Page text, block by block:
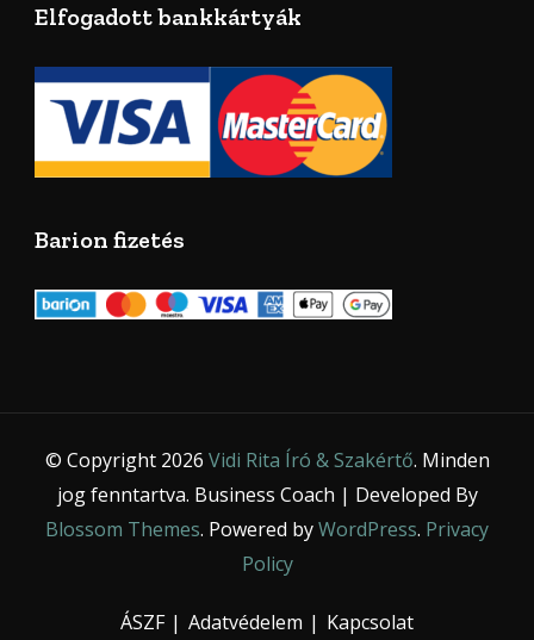
Elfogadott bankkártyák
Barion fizetés
© Copyright 2026 Vidi Rita Író & Szakértő. Minden
jog fenntartva. Business Coach | Developed By
Blossom Themes. Powered byWordPress. Privacy
Policy
ÁSZF Adatvédelem Kapcsolat